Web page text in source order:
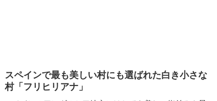
スペインで最も美しい村にも選ばれた白き小さな
村「フリヒリアナ」